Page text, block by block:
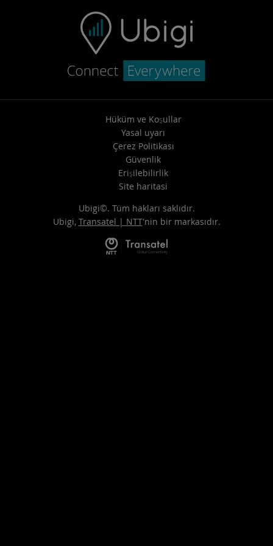
Hüküm ve Koşullar
Yasal uyarı
Çerez Politikası
Güvenlik
Erişilebilirlik
Site haritasi
Ubigi©. Tüm hakları saklıdır.
Ubigi, Transatel | NTT'nin bir markasıdır.